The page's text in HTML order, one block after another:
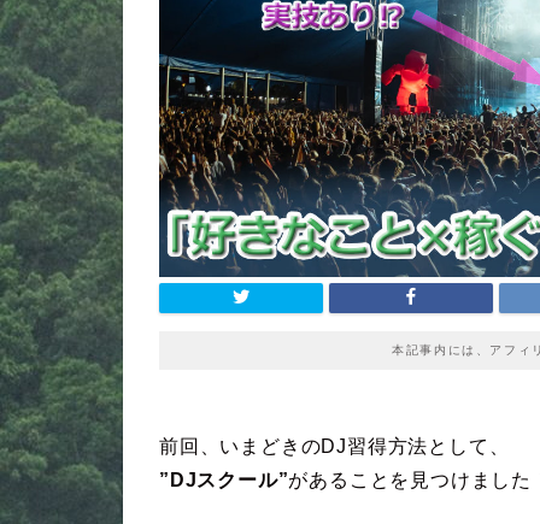
本記事内には、アフィ
前回、いまどきのDJ習得方法として、
”DJスクール”があることを見つけました